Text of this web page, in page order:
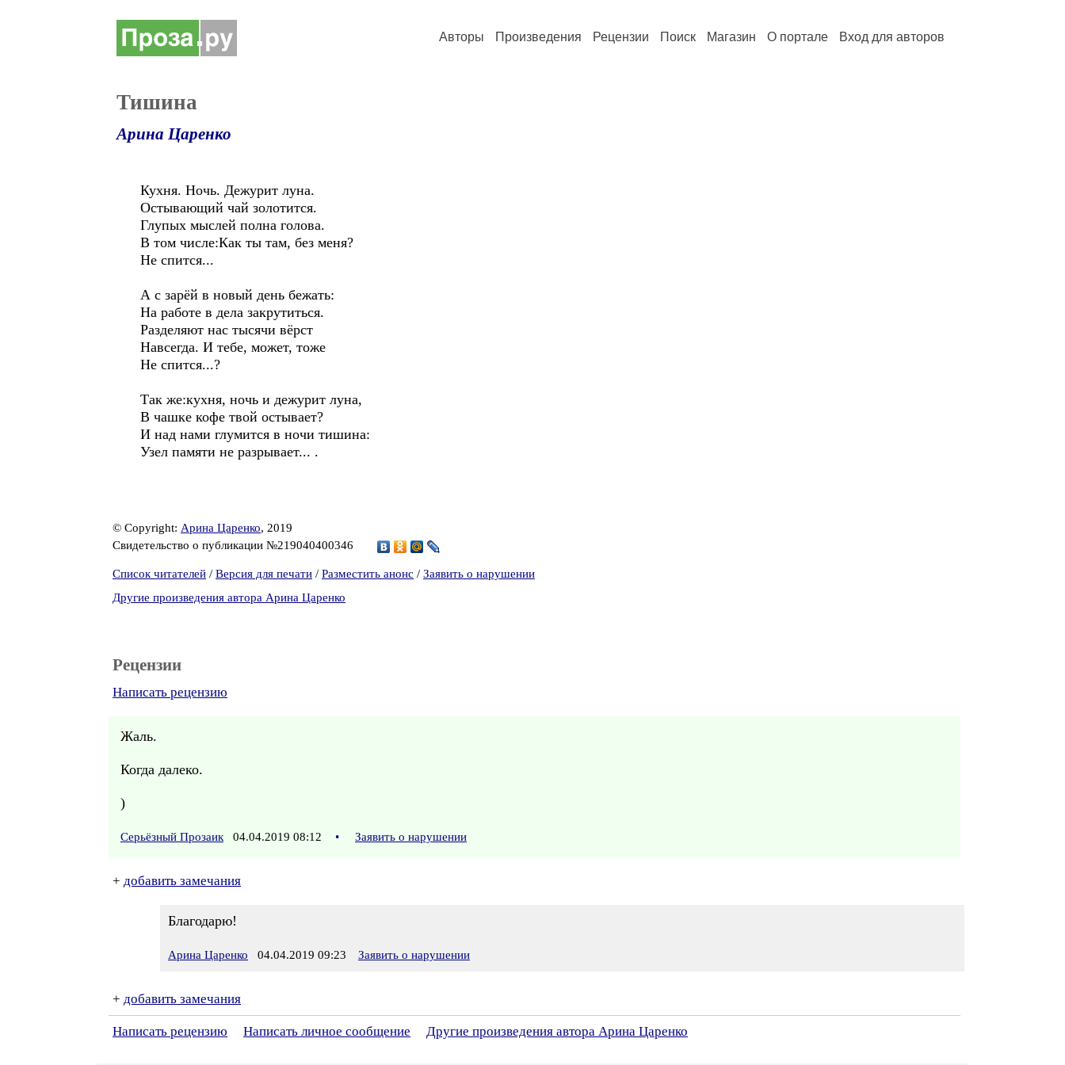
Авторы Произведения Рецензии Поиск Магазин О портале Вход для авторов
Тишина
Арина Царенко
Кухня. Ночь. Дежурит луна.
Остывающий чай золотится.
Глупых мыслей полна голова.
В том числе:Как ты там, без меня?
Не спится...
А с зарёй в новый день бежать:
На работе в дела закрутиться.
Разделяют нас тысячи вёрст
Навсегда. И тебе, может, тоже
Не спится...?
Так же:кухня, ночь и дежурит луна,
В чашке кофе твой остывает?
И над нами глумится в ночи тишина:
Узел памяти не разрывает... .
© Copyright: Арина Царенко, 2019
Свидетельство о публикации №219040400346
Список читателей / Версия для печати / Разместить анонс / Заявить о нарушении
Другие произведения автора Арина Царенко
Рецензии
Написать рецензию
Жаль.
Когда далеко.
)
Серьёзный Прозаик 04.04.2019 08:12 • Заявить о нарушении
+ добавить замечания
Благодарю!
Арина Царенко 04.04.2019 09:23 Заявить о нарушении
+ добавить замечания
Написать рецензию Написать личное сообщение Другие произведения автора Арина Царенко